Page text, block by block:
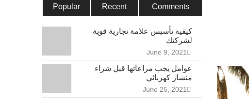
Popular Recent Comments
كيفية تأسيس علامة تجارية قوية
لشركتك
June 9, 2021
عوامل يجب مراعاتها قبل شراء
منشار كهربائي
June 25, 2021